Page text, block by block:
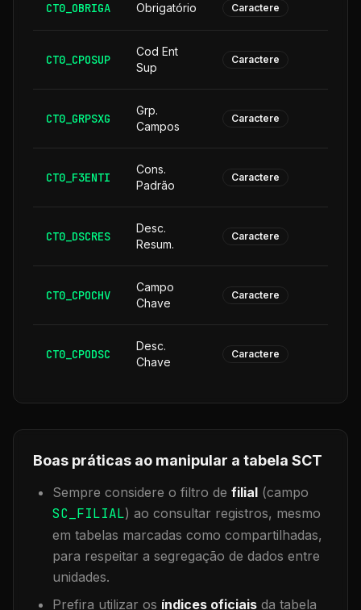
CT0_OBRIGA Obrigatório Caractere
CT0_CPOSUP
Cod Ent
Sup
Caractere
CT0_GRPSXG
Grp.
Campos
Caractere
CT0_F3ENTI
Cons.
Padrão
Caractere
CT0_DSCRES
Desc.
Resum.
Caractere
CT0_CPOCHV
Campo
Chave
Caractere
CT0_CPODSC
Desc.
Chave
Caractere
Boas práticas ao manipular a tabela SCT
Sempre considere o filtro de filial (campo
SC_FILIAL) ao consultar registros, mesmo
em tabelas marcadas como compartilhadas,
para respeitar a segregação de dados entre
unidades.
Prefira utilizar os índices oficiais da tabela